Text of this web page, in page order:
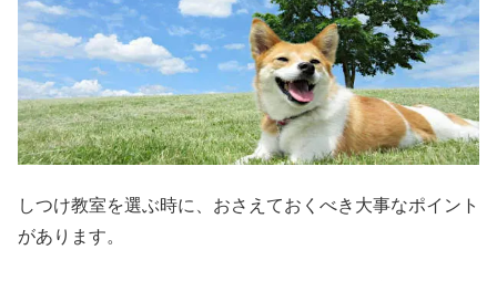
しつけ教室を選ぶ時に、おさえておくべき大事なポイント
があります。